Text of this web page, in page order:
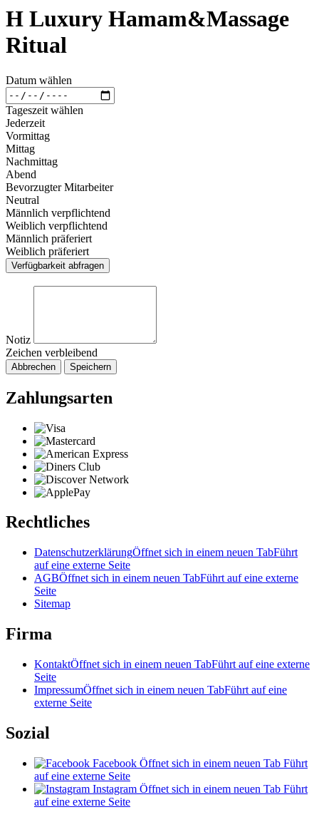
H Luxury Hamam&Massage
Ritual
Datum wählen
Tageszeit wählen
Jederzeit
Vormittag
Mittag
Nachmittag
Abend
Bevorzugter Mitarbeiter
Neutral
Männlich verpflichtend
Weiblich verpflichtend
Männlich präferiert
Weiblich präferiert
Verfügbarkeit abfragen
Notiz
Zeichen verbleibend
Abbrechen Speichern
Zahlungsarten
Rechtliches
DatenschutzerklärungÖffnet sich in einem neuen TabFührt
auf eine externe Seite
AGBÖffnet sich in einem neuen TabFührt auf eine externe
Seite
Sitemap
Firma
KontaktÖffnet sich in einem neuen TabFührt auf eine externe
Seite
ImpressumÖffnet sich in einem neuen TabFührt auf eine
externe Seite
Sozial
Facebook Öffnet sich in einem neuen Tab Führt
auf eine externe Seite
Instagram Öffnet sich in einem neuen Tab Führt
auf eine externe Seite